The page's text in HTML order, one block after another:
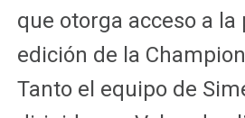
que otorga acceso a la
edición de la
Tanto el equipo de